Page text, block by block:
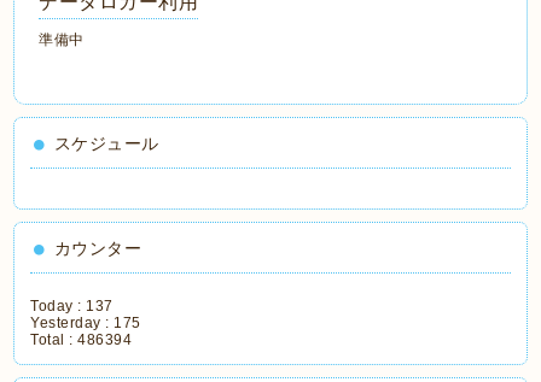
準備中
スケジュール
カウンター
Today : 137
Yesterday : 175
Total :486394